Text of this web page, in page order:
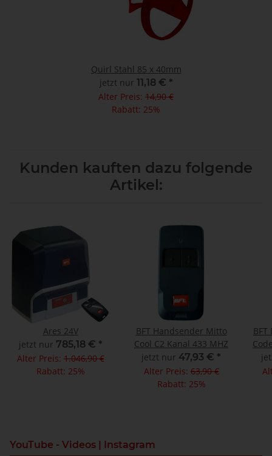
Quirl Stahl 85 x 40mm
jetzt nur 11,18 € *
Alter Preis: 14,90 €
Rabatt: 25%
Kunden kauften dazu folgende
Artikel:
Ares 24V
jetzt nur 785,18 € *
Alter Preis:1.046,90 €
Rabatt: 25%
BFT Handsender Mitto
Cool C2 Kanal 433 MHZ
jetzt nur 47,93 € *
Alter Preis:63,90 €
Rabatt: 25%
YouTube - Videos | Instagram